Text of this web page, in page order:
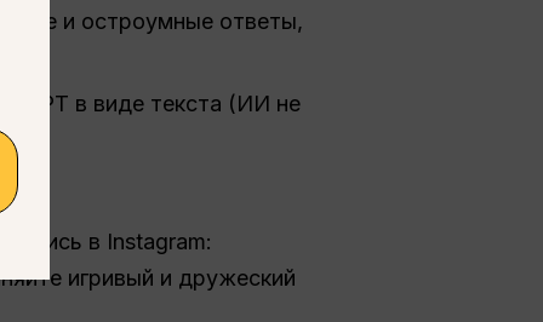
и остроумные ответы,
в виде текста (ИИ не
в Instagram:
игривый и дружеский